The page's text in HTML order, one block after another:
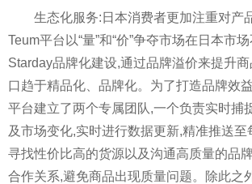
生态化服务:日本消费者更加注重对产
Teum平台以“量”和“价”争夺市场在日本市
Starday品牌化建设,通过品牌溢价来提升
口趋于精品化、品牌化。为了打造品牌效
平台建立了两个专属团队,一个负责实时捕
及市场变化,实时进行数据更新,精准推送
寻找性价比高的货源以及沟通高质量的品
合作关系,避免商品出现质量问题。除此之